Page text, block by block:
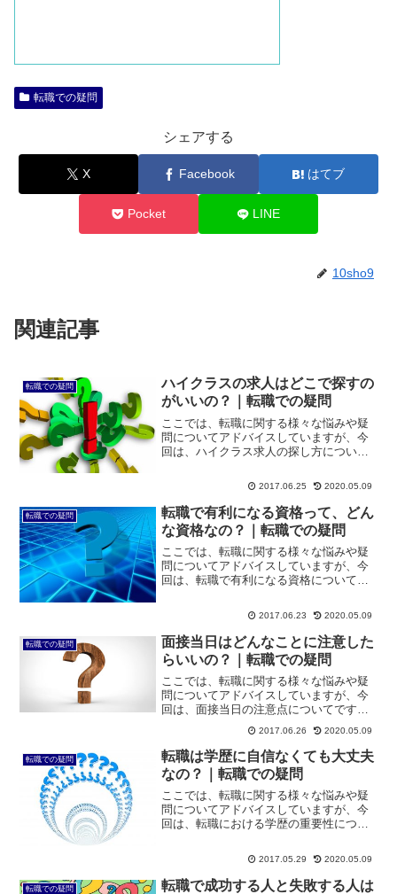
転職での疑問
シェアする
X Facebook はてブ
Pocket LINE
10sho9
関連記事
転職での疑問
ハイクラスの求人はどこで探すの
がいいの？｜転職での疑問
ここでは、転職に関する様々な悩みや疑
問についてアドバイスしていますが、今
回は、ハイクラス求人の探し方について
は、現職の年収も高く、転職対象がハイ
クラスの求人になる方も多いでしょう。
では、そういう求人はどこ...
2017.06.25 2020.05.09
転職での疑問
転職で有利になる資格って、どん
な資格なの？｜転職での疑問
ここでは、転職に関する様々な悩みや疑
問についてアドバイスしていますが、今
回は、転職で有利になる資格についてで
がたくさんいる中で少しでも有利になる
ように、資格の取得を検討している方も
いらっしゃるのではないで...
2017.06.23 2020.05.09
転職での疑問
面接当日はどんなことに注意した
らいいの？｜転職での疑問
ここでは、転職に関する様々な悩みや疑
問についてアドバイスしていますが、今
回は、面接当日の注意点についてです。
転職活動において、面接は最も重要にな
ります。そのため、転職時の面接でよく
出る質問に対してしっかりと事前準備を
して、転職活動で成功する...
2017.06.26 2020.05.09
転職での疑問
転職は学歴に自信なくても大丈夫
なの？｜転職での疑問
ここでは、転職に関する様々な悩みや疑
問についてアドバイスしていますが、今
回は、転職における学歴の重要性につい
あり、転職したいと考えているけれど
も、行動に移せない人の中には、自分の
学歴に自信がない方もいらっ...
2017.05.29 2020.05.09
転職での疑問
転職で成功する人と失敗する人は